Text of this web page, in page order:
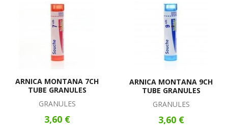
ARNICA MONTANA 7CH
TUBE GRANULES
GRANULES
3,60 €
ARNICA MONTANA 9CH
TUBE GRANULES
GRANULES
3,60 €